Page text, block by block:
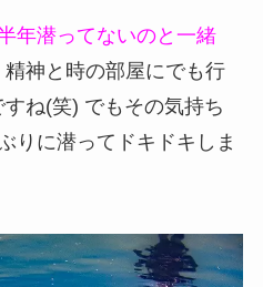
年潜ってないのと一緒
精神と時の部屋にでも行
ね(笑) でもその気持ち
りに潜ってドキドキしま